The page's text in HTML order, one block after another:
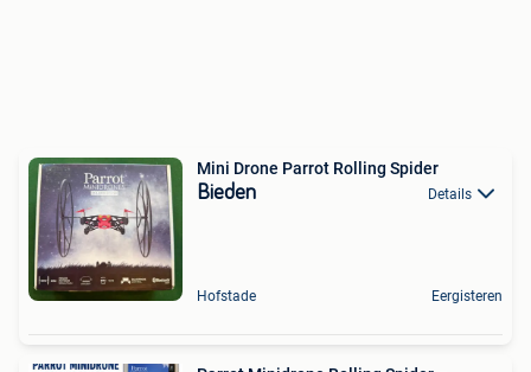
Mini Drone Parrot Rolling Spider
Bieden Details
Hofstade Eergisteren